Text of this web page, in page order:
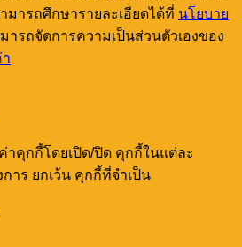
ารถศึกษารายละเอียดได้ที่ นโยบาย
ารถจัดการความเป็นส่วนตัวเองของ
คุกกี้โดยเปิด/ปิด คุกกี้ในแต่ละ
าร ยกเว้น คุกกี้ที่จำเป็น